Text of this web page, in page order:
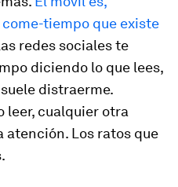
tiempo que existe
redes sociales te
diciendo lo que lees,
distraerme.
leer, cualquier otra
atención. Los ratos que